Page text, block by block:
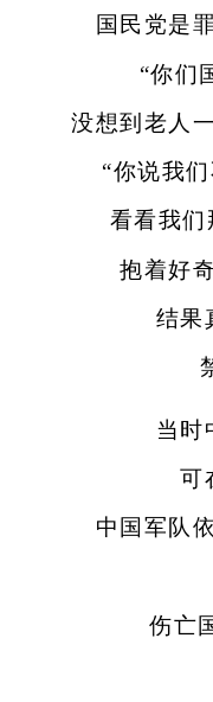
国民党是罪
“你们国
没想到老人一
“你说我们
看看我们
抱着好奇
结果真
禁
当时中
可在
中国军队依
伤亡